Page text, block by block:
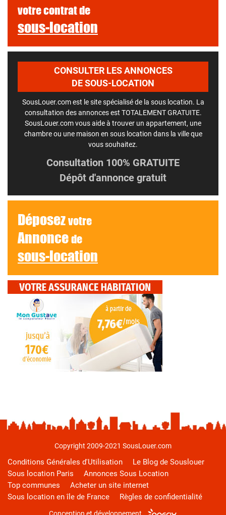
votre contrat de
sous-location
CONSULTER LES ANNONCES
DE SOUS-LOCATION
SousLouer.com est le site spécialisé de la sous location. La
consultation des annonces est TOTALEMENT GRATUITE.
SousLouer.com vous aide à trouver un appartement, une
chambre ou une maison en sous location dans la ville que
vous souhaitez.
Consultation 100% GRATUITE
Dépôt d'annonce gratuit
Déposezvotre
Annoncede
sous-location
Copyright 2009-2021 SousLouer.com
Conditions Générales d'Utilisation
Le Blog de Souslouer
Sous location Paris
Annonces Sous Location
Top communes
Acheter un site internet
Sous location en île de France
Règles de confidentialité